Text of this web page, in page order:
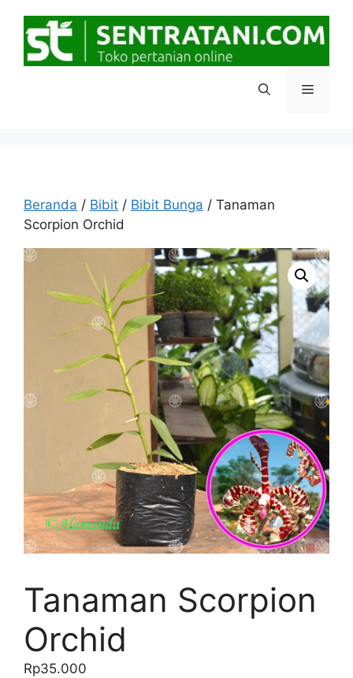
Menu
Beranda / Bibit / Bibit Bunga / Tanaman
Scorpion Orchid
Tanaman Scorpion
Orchid
Rp35.000